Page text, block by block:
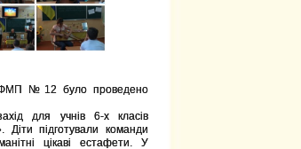
№12 було проведено
для учнів 6-х класів
підготували команди
цікаві естафети. У